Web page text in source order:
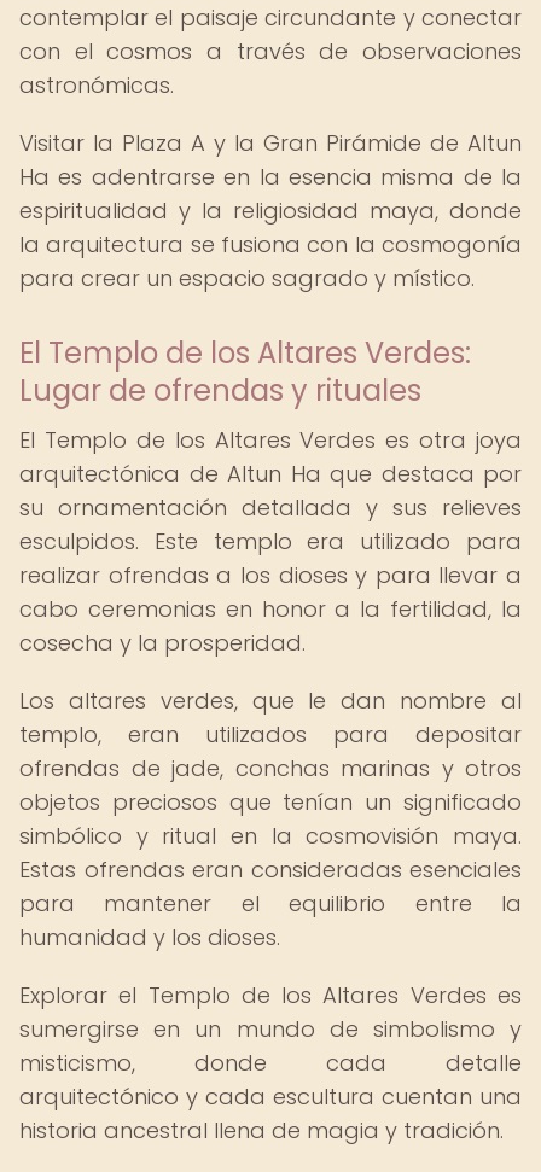
contemplar el paisaje circundante y conectar
con el cosmos a través de observaciones
astronómicas.
Visitar la Plaza A y la Gran Pirámide de Altun
Ha es adentrarse en la esencia misma de la
espiritualidad y la religiosidad maya, donde
la arquitectura se fusiona con la cosmogonía
para crear un espacio sagrado y místico.
El Templo de los Altares Verdes:
Lugar de ofrendas y rituales
El Templo de los Altares Verdes es otra joya
arquitectónica de Altun Ha que destaca por
su ornamentación detallada y sus relieves
esculpidos. Este templo era utilizado para
realizar ofrendas a los dioses y para llevar a
cabo ceremonias en honor a la fertilidad, la
cosecha y la prosperidad.
Los altares verdes, que le dan nombre al
templo, eran utilizados para depositar
ofrendas de jade, conchas marinas y otros
objetos preciosos que tenían un significado
simbólico y ritual en la cosmovisión maya.
Estas ofrendas eran consideradas esenciales
para mantener el equilibrio entre la
humanidad y los dioses.
Explorar el Templo de los Altares Verdes es
sumergirse en un mundo de simbolismo y
misticismo, donde cada detalle
arquitectónico y cada escultura cuentan una
historia ancestral llena de magia y tradición.